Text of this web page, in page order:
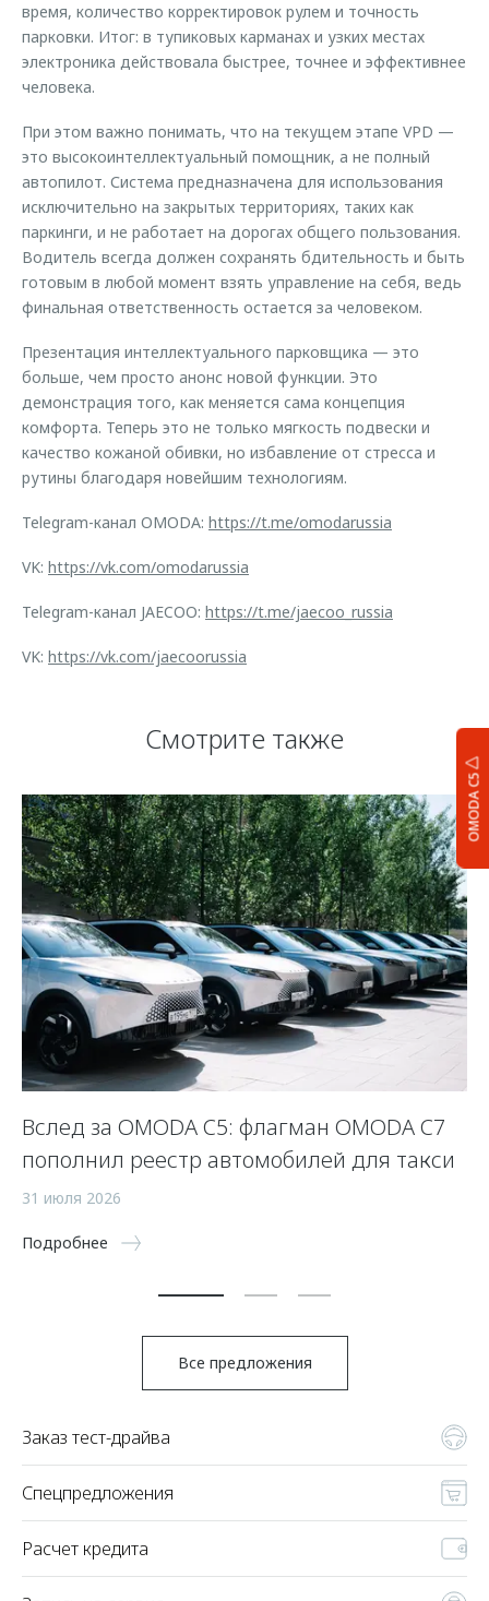
OMODA C5
время, количество корректировок рулем и точность
парковки. Итог: в тупиковых карманах и узких местах
электроника действовала быстрее, точнее и эффективнее
человека.
При этом важно понимать, что на текущем этапе VPD —
это высокоинтеллектуальный помощник, а не полный
автопилот. Система предназначена для использования
исключительно на закрытых территориях, таких как
паркинги, и не работает на дорогах общего пользования.
Водитель всегда должен сохранять бдительность и быть
готовым в любой момент взять управление на себя, ведь
финальная ответственность остается за человеком.
Презентация интеллектуального парковщика — это
больше, чем просто анонс новой функции. Это
демонстрация того, как меняется сама концепция
комфорта. Теперь это не только мягкость подвески и
качество кожаной обивки, но избавление от стресса и
рутины благодаря новейшим технологиям.
Telegram-канал OMODA: https://t.me/omodarussia
VK: https://vk.com/omodarussia
Telegram-канал JAECOO: https://t.me/jaecoo_russia
VK: https://vk.com/jaecoorussia
Смотрите также
Вслед за OMODA C5: флагман OMODA C7
пополнил реестр автомобилей для такси
31 июля 2026
Подробнее
Все предложения
Заказ тест-драйва
Спецпредложения
Расчет кредита